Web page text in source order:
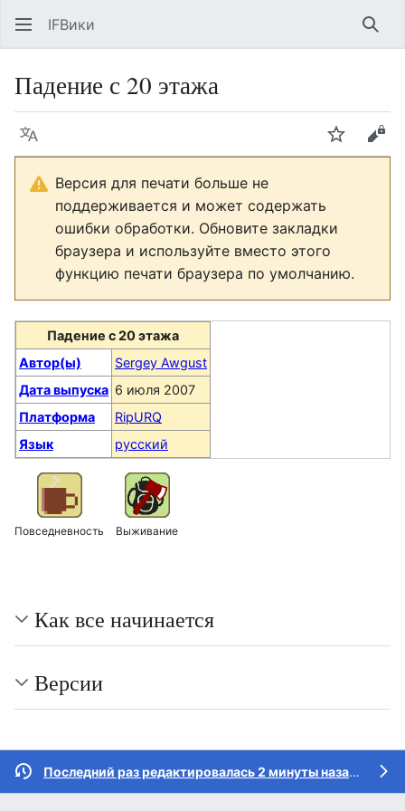
IFВики
Падение с 20 этажа
Язык Следить
Версия для печати больше не
поддерживается и может содержать
ошибки обработки. Обновите закладки
браузера и используйте вместо этого
функцию печати браузера по умолчанию.
Падение с 20 этажа
Автор(ы)
Sergey Awgust
Дата выпуска 6 июля 2007
Платформа
RipURQ
Язык
русский
Повседневность Выживание
Как все начинается
Версии
Последний раз редактировалась 2 минуты назад